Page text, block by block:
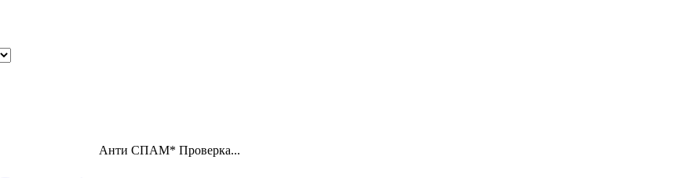
Анти СПАМ* Проверка...